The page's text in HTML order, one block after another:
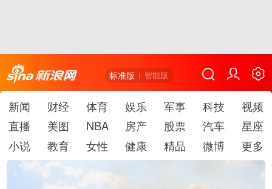
标准版 智能版
新闻 财经 体育 娱乐 军事 科技
视频
直播
美图 NBA 房产 股票 汽车
星座
小说
教育 女性 健康 精品 微博 更多